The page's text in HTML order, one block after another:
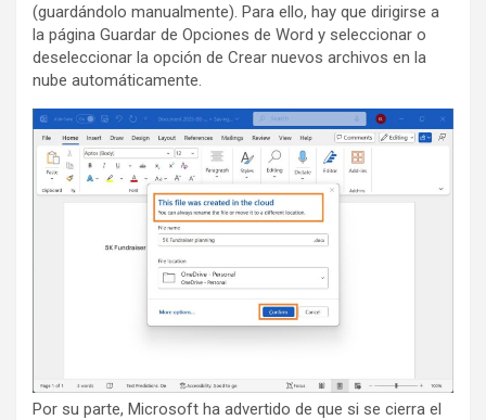
(guardándolo manualmente). Para ello, hay que dirigirse a
la página Guardar de Opciones de Word y seleccionar o
deseleccionar la opción de Crear nuevos archivos en la
nube automáticamente.
Por su parte, Microsoft ha advertido de que si se cierra el